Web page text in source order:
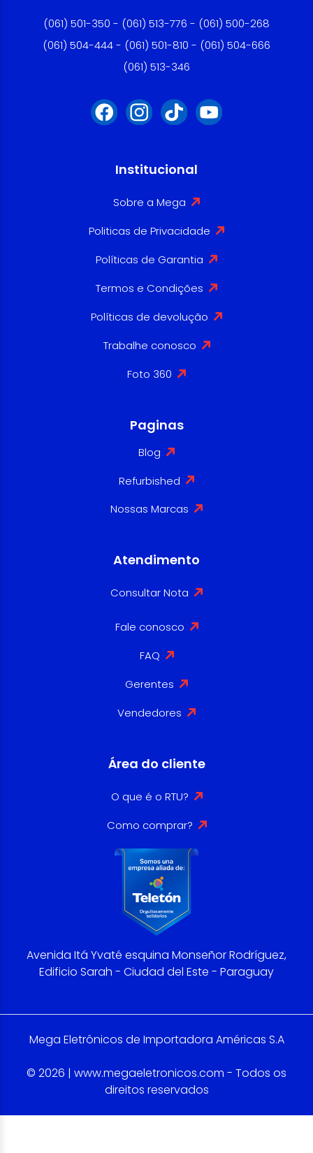
(061) 501-350 - (061) 513-776 - (061) 500-268
(061) 504-444 - (061) 501-810 - (061) 504-666
(061) 513-346
Institucional
Sobre a Mega
Politicas de Privacidade
Políticas de Garantia
Termos e Condições
Políticas de devolução
Trabalhe conosco
Foto 360
Paginas
Blog
Refurbished
Nossas Marcas
Atendimento
Consultar Nota
Fale conosco
FAQ
Gerentes
Vendedores
Área do cliente
O que é o RTU?
Como comprar?
Avenida Itá Yvaté esquina Monseñor Rodríguez,
Edificio Sarah - Ciudad del Este - Paraguay
Mega Eletrônicos de Importadora Américas S.A
© 2026 | www.megaeletronicos.com - Todos os
direitos reservados